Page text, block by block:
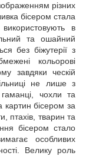
різних
бісером стала
в
та ошайний
без біжутерії з
кольорові
завдяки ческій
не лише з
чохли та
картин бісером за
птахів, тварин та
бісером стало
особливих
Велику роль